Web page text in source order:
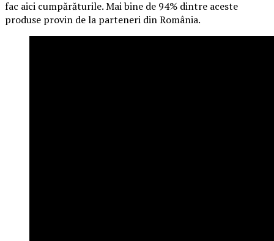
fac aici cumpărăturile. Mai bine de 94% dintre aceste
produse provin de la parteneri din România.